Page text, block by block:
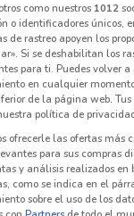
como nuestros 1012
o identificadores únicos,
de rastreo apoyen los
Si se deshabilitan los
para ti. Puedes volver
en cualquier
de la página web.
política de
ofrecerle las ofertas más
para sus compras
y análisis realizados
como se indica en el
sobre el uso de los